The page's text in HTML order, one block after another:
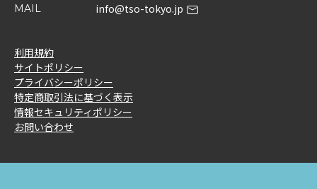
MAIL info@tso-tokyo.jp
利用規約
サイトポリシー
プライバシーポリシー
特定商取引法に基づく表示
情報セキュリティポリシー
お問い合わせ